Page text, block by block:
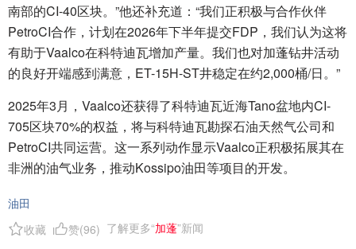
南部的CI-40区块。”他还补充道：“我们正积极与合作伙伴
PetroCI合作，计划在2026年下半年提交FDP，我们认为这将
有助于Vaalco在科特迪瓦增加产量。我们也对加蓬钻井活动
的良好开端感到满意，ET-15H-ST井稳定在约2,000桶/日。”
2025年3月，Vaalco还获得了科特迪瓦近海Tano盆地内CI-
705区块70%的权益，将与科特迪瓦勘探石油天然气公司和
PetroCI共同运营。这一系列动作显示Vaalco正积极拓展其在
非洲的油气业务，推动Kossipo油田等项目的开发。
油田
收藏
赞(96) 了解更多“加蓬”新闻